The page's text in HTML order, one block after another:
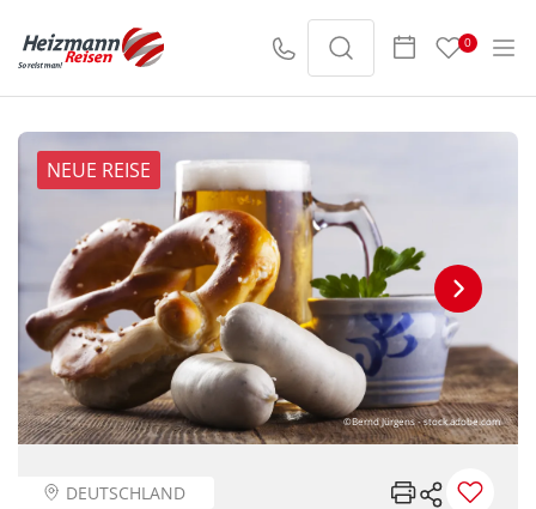
0
NEUE REISE
©Bernd Jürgens - stock.adobe.com
DEUTSCHLAND